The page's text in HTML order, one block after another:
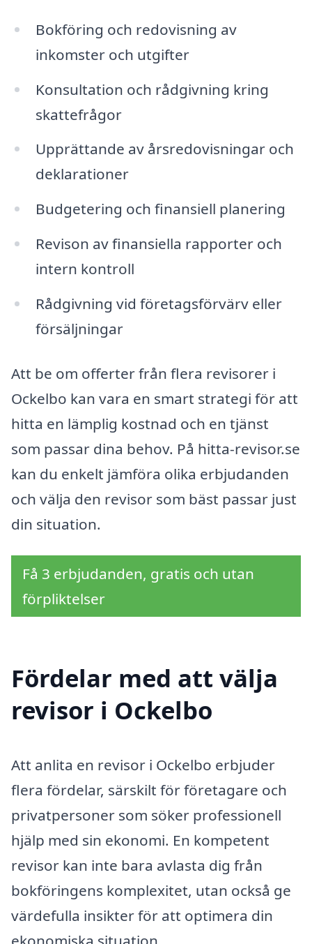
Bokföring och redovisning av
inkomster och utgifter
Konsultation och rådgivning kring
skattefrågor
Upprättande av årsredovisningar och
deklarationer
Budgetering och finansiell planering
Revison av finansiella rapporter och
intern kontroll
Rådgivning vid företagsförvärv eller
försäljningar
Att be om offerter från flera revisorer i
Ockelbo kan vara en smart strategi för att
hitta en lämplig kostnad och en tjänst
som passar dina behov. På hitta-revisor.se
kan du enkelt jämföra olika erbjudanden
och välja den revisor som bäst passar just
din situation.
Få 3 erbjudanden, gratis och utan
förpliktelser
Fördelar med att välja
revisor i Ockelbo
Att anlita en revisor i Ockelbo erbjuder
flera fördelar, särskilt för företagare och
privatpersoner som söker professionell
hjälp med sin ekonomi. En kompetent
revisor kan inte bara avlasta dig från
bokföringens komplexitet, utan också ge
värdefulla insikter för att optimera din